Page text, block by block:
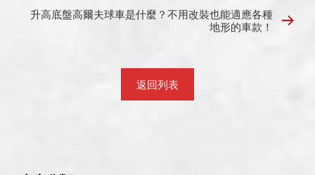
升高底盤高爾夫球車是什麼？不用改裝也能適應各種
地形的車款！
返回列表